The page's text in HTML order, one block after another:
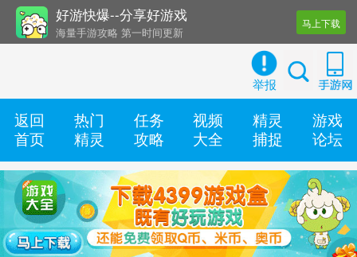
好游快爆--分享好游戏
海量手游攻略 第一时间更新
还有几十款实用辅助工具
马上下载
举报
返回
首页
热门
精灵
任务
攻略
视频
大全
精灵
捕捉
游戏
论坛